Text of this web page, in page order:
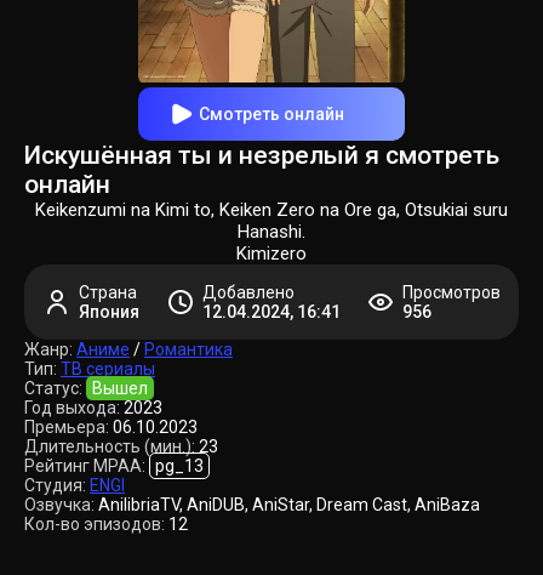
Смотреть онлайн
Искушённая ты и незрелый я смотреть
онлайн
Keikenzumi na Kimi to, Keiken Zero na Ore ga, Otsukiai suru
Hanashi.
Kimizero
Страна
Япония
Добавлено
12.04.2024, 16:41
Просмотров
956
Жанр: Аниме / Романтика
Тип: ТВ сериалы
Статус:
Вышел
Год выхода: 2023
Премьера: 06.10.2023
Длительность (мин.): 23
Рейтинг MPAA: pg_13
Студия: ENGI
Озвучка: AnilibriaTV, AniDUB, AniStar, Dream Cast, AniBaza
Кол-во эпизодов: 12